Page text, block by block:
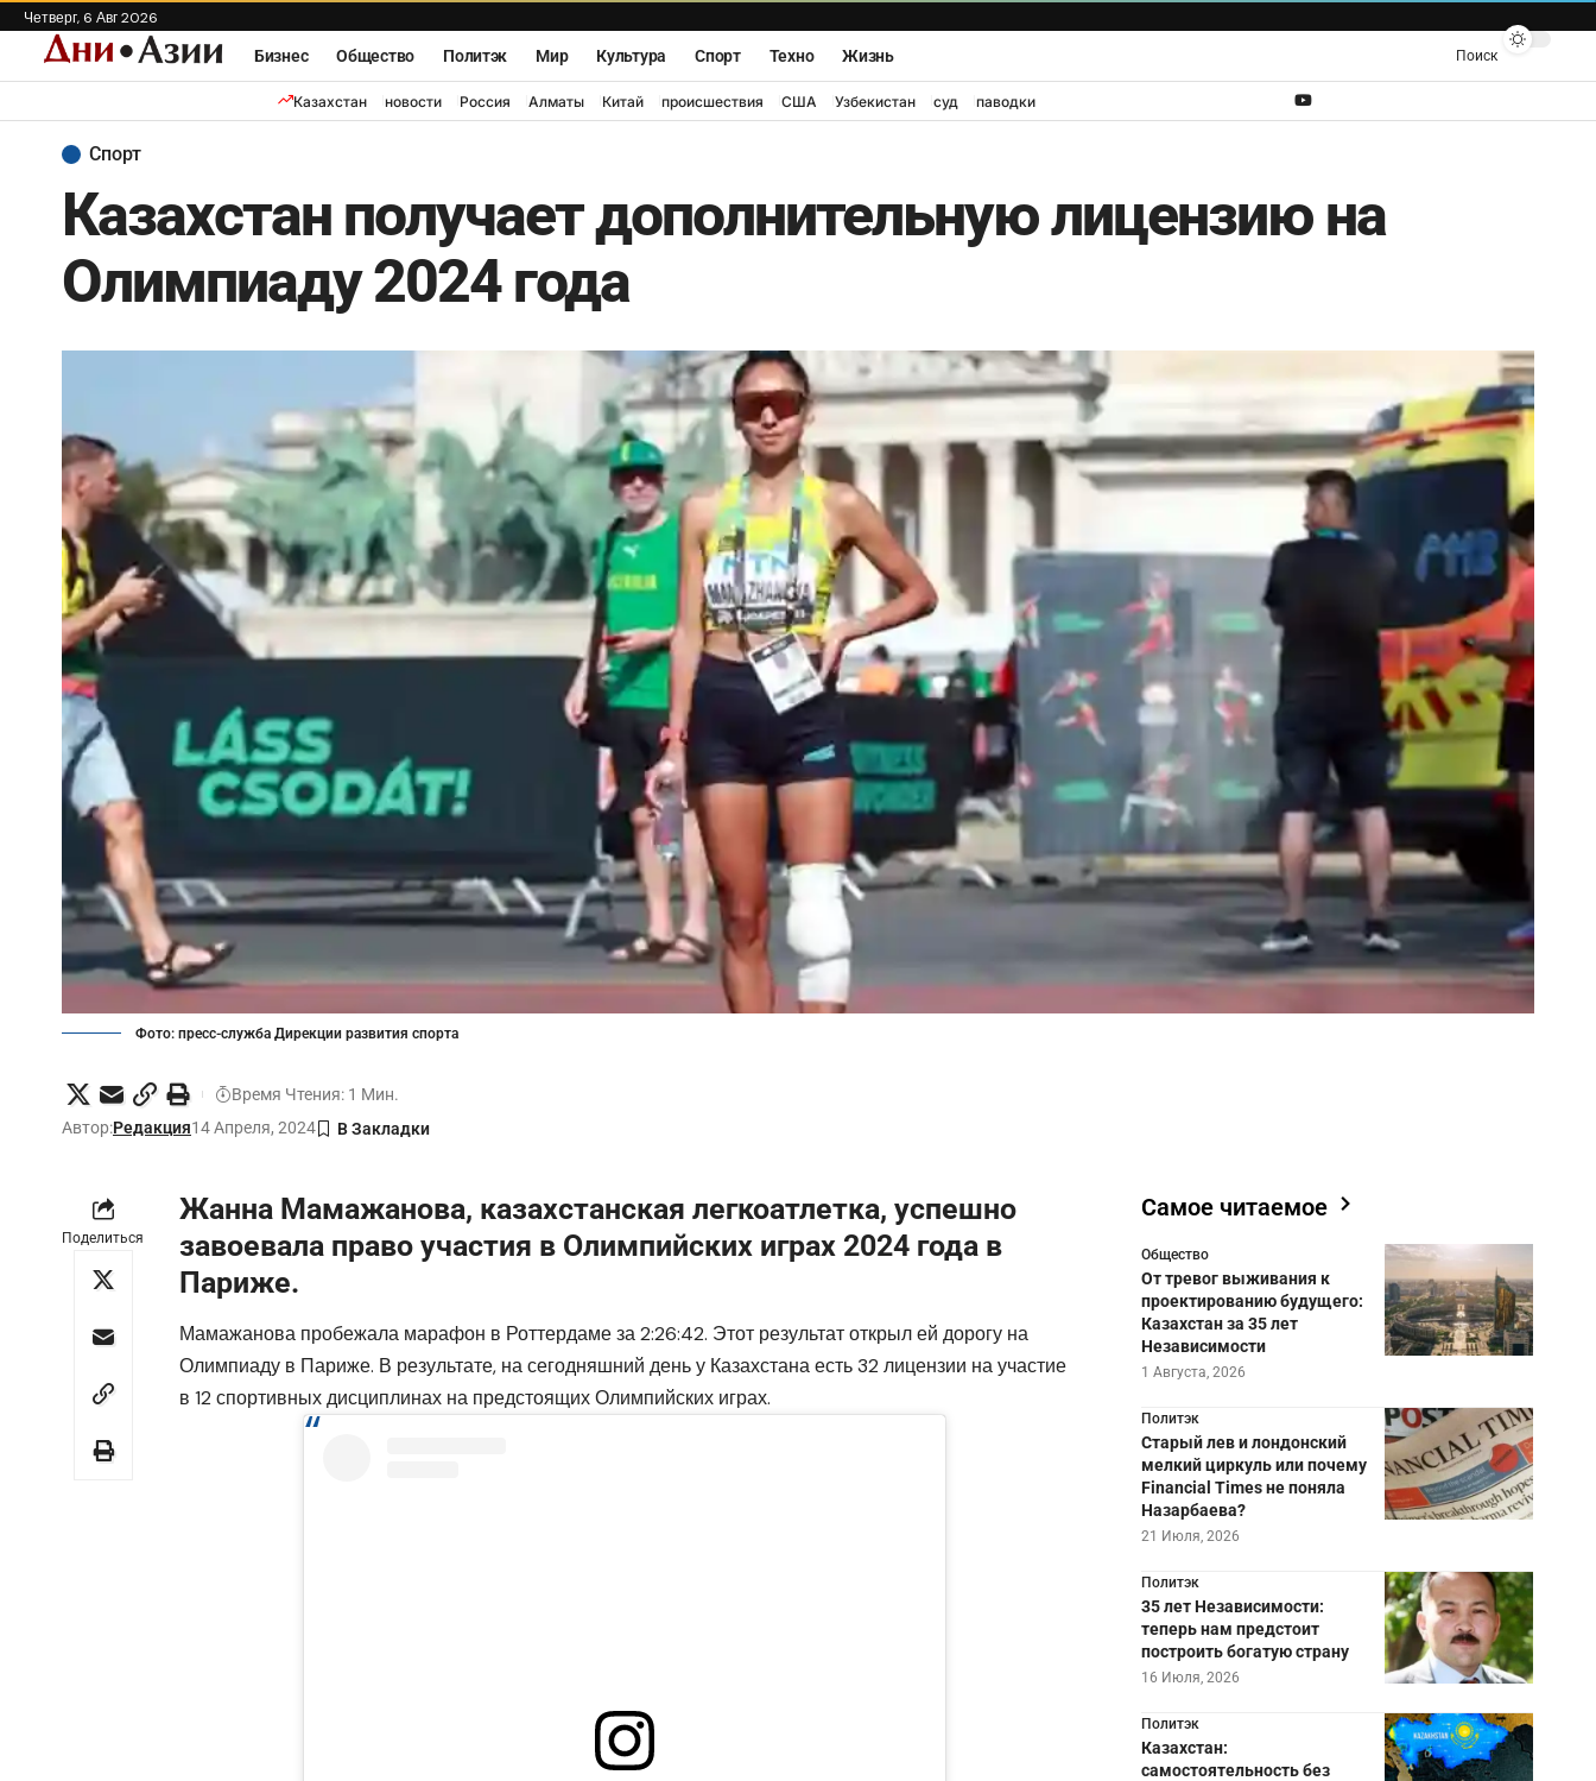
Четверг, 6 Авг 2026
Бизнес
Общество Политэк Мир Культура Спорт Техно Жизнь Поиск
Казахстан новости Россия Алматы Китай происшествия США Узбекистан суд паводки
Спорт
Казахстан получает дополнительную лицензию на
Олимпиаду 2024 года
Фото: пресс-служба Дирекции развития спорта
Автор:Редакция14 Апреля, 2024
Время Чтения: 1 Мин.
Поделиться
Жанна Мамажанова, казахстанская легкоатлетка, успешно
завоевала право участия в Олимпийских играх 2024 года в
Париже.
Мамажанова пробежала марафон в Роттердаме за 2:26:42. Этот результат открыл ей дорогу на
Олимпиаду в Париже. В результате, на сегодняшний день у Казахстана есть 32 лицензии на участие
в 12 спортивных дисциплинах на предстоящих Олимпийских играх.
Самое читаемое
Общество
От тревог выживания к
проектированию будущего:
Казахстан за 35 лет
Независимости
1 Августа, 2026
Политэк
Старый лев и лондонский
мелкий циркуль или почему
Financial Times не поняла
Назарбаева?
21 Июля, 2026
Политэк
35 лет Независимости:
теперь нам предстоит
построить богатую страну
16 Июля, 2026
Политэк
Казахстан:
самостоятельность без